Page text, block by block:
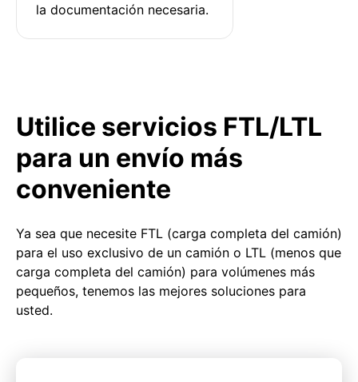
la documentación necesaria.
Utilice servicios FTL/LTL
para un envío más
conveniente
Ya sea que necesite FTL (carga completa del camión)
para el uso exclusivo de un camión o LTL (menos que
carga completa del camión) para volúmenes más
pequeños, tenemos las mejores soluciones para
usted.